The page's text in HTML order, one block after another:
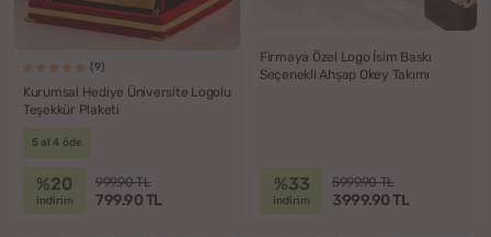
(9)
Kurumsal Hediye Üniversite Logolu
Teşekkür Plaketi
5 al 4 öde
%20
indirim
999.90 TL
799.90 TL
Firmaya Özel Logo İsim Baskı
Seçenekli Ahşap Okey Takımı
%33
indirim
5999.90 TL
3999.90 TL